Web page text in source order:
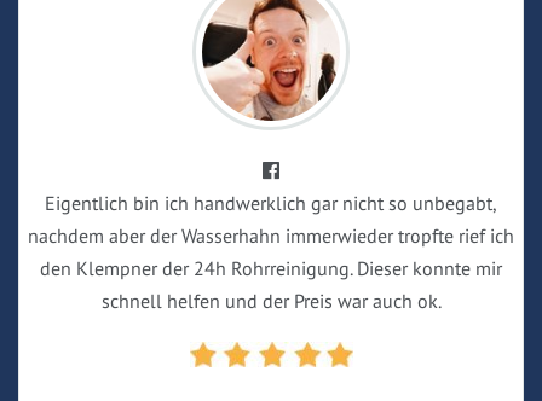
Eigentlich bin ich handwerklich gar nicht so unbegabt,
nachdem aber der Wasserhahn immerwieder tropfte rief ich
den Klempner der 24h Rohrreinigung. Dieser konnte mir
schnell helfen und der Preis war auch ok.